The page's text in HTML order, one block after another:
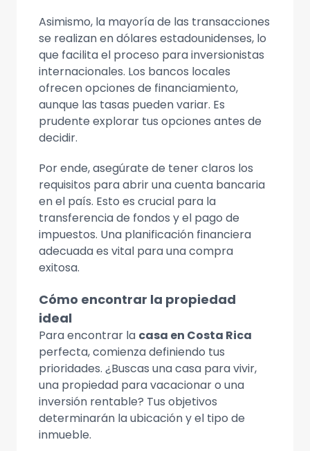
Asimismo, la mayoría de las transacciones
se realizan en dólares estadounidenses, lo
que facilita el proceso para inversionistas
internacionales. Los bancos locales
ofrecen opciones de financiamiento,
aunque las tasas pueden variar. Es
prudente explorar tus opciones antes de
decidir.
Por ende, asegúrate de tener claros los
requisitos para abrir una cuenta bancaria
en el país. Esto es crucial para la
transferencia de fondos y el pago de
impuestos. Una planificación financiera
adecuada es vital para una compra
exitosa.
Cómo encontrar la propiedad
ideal
Para encontrar la casa en Costa Rica
perfecta, comienza definiendo tus
prioridades. ¿Buscas una casa para vivir,
una propiedad para vacacionar o una
inversión rentable? Tus objetivos
determinarán la ubicación y el tipo de
inmueble.